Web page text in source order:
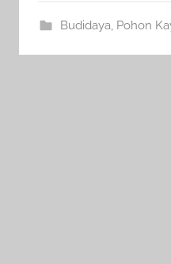
Budidaya, Pohon